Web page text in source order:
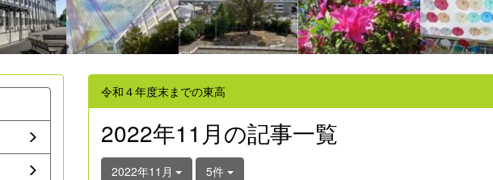
令和４年度末までの東高
2022年11月の記事一覧
2022年11月 5件